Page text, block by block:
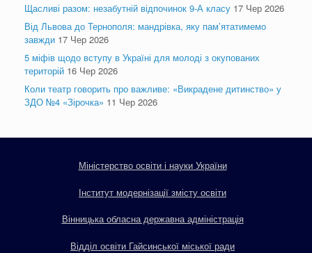
Щасливі разом: незабутній відпочинок 9-А класу 17 Чер 2026
Від Львова до Тернополя: мандрівка, яку пам’ятатимемо
завжди 17 Чер 2026
5 міфів щодо вступу в Україні для молоді з окупованих
територій 16 Чер 2026
Коли театр говорить про важливе: «Викрадене дитинство» у
ЗДО №4 «Зірочка» 11 Чер 2026
Міністерство освіти і науки України
Інститут модернізації змісту освіти
Вінницька обласна державна адміністрація
Відділ освіти Гайсинської міської ради